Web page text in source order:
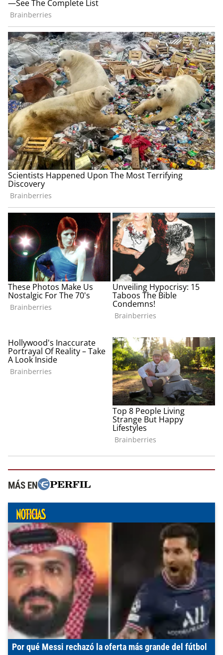
MÁS EN
Por qué Messi rechazó la oferta más grande del fútbol